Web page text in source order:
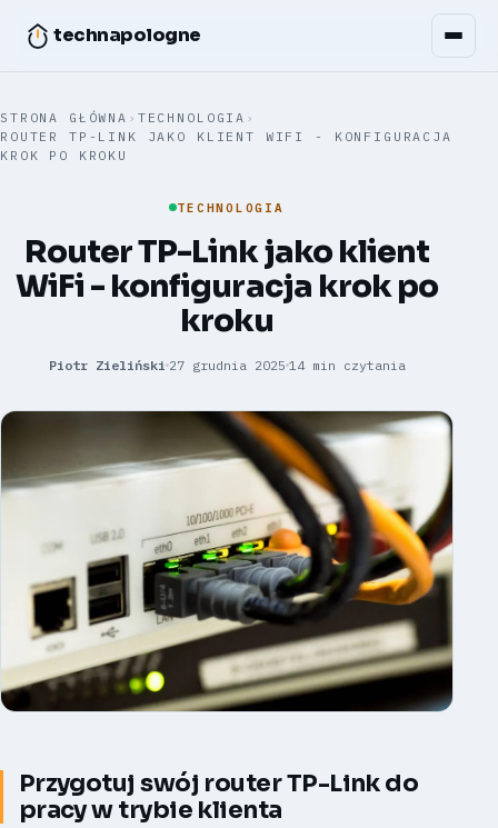
technapologne
STRONA GŁÓWNA › TECHNOLOGIA ›
ROUTER TP-LINK JAKO KLIENT WIFI - KONFIGURACJA
KROK PO KROKU
TECHNOLOGIA
Router TP-Link jako klient
WiFi - konfiguracja krok po
kroku
Piotr Zieliński 27 grudnia 2025 14 min czytania
Przygotuj swój router TP-Link do
pracy w trybie klienta